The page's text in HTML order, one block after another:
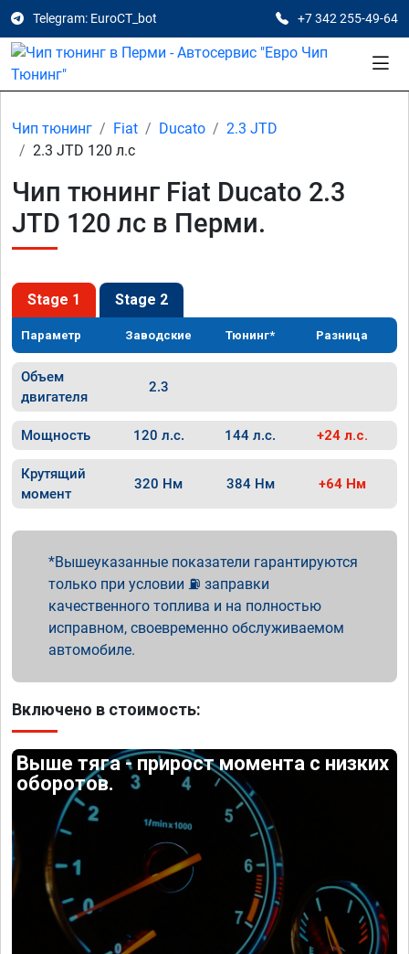
Telegram: EuroCT_bot +7 342 255-49-64
Чип тюнинг Fiat Ducato
2.3 JTD
2.3 JTD 120 л.с
Чип тюнинг Fiat Ducato 2.3
JTD 120 лс в Перми.
Stage 1 Stage 2
Параметр Заводские Тюнинг* Разница
Объем
двигателя
2.3
Мощность 120 л.с. 144 л.с. +24 л.с.
Крутящий
момент
320 Нм 384 Нм +64 Нм
Вышеуказанные показатели гарантируются
только при условии ⛽ заправки
качественного топлива и на полностью
исправном, своевременно обслуживаемом
автомобиле.
Включено в стоимость:
Выше тяга - прирост момента с низких
оборотов.